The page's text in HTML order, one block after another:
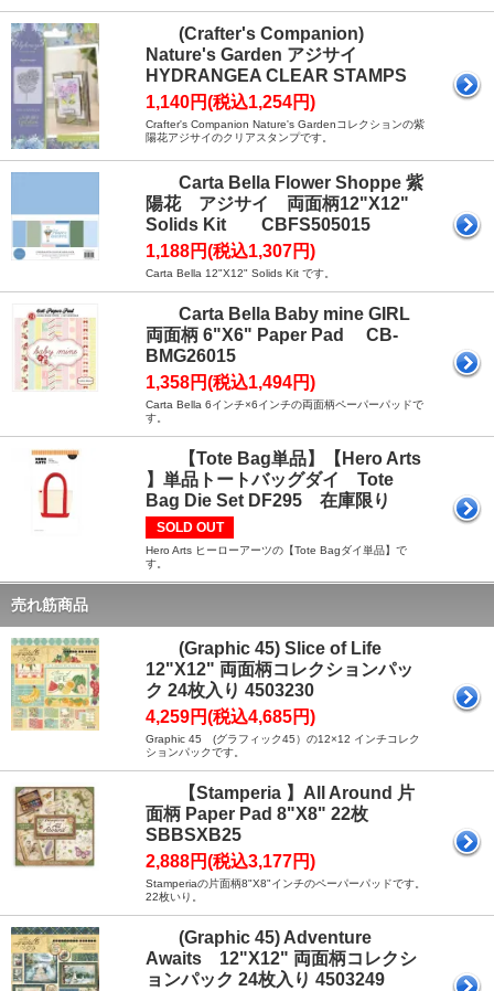
(Crafter's Companion)
Nature's Garden アジサイ
HYDRANGEA CLEAR STAMPS
1,140円(税込1,254円)
Crafter's Companion Nature's Gardenコレクションの紫
陽花アジサイのクリアスタンプです。
Carta Bella Flower Shoppe 紫
陽花 アジサイ 両面柄12"X12"
Solids Kit CBFS505015
1,188円(税込1,307円)
Carta Bella 12"X12" Solids Kit です。
Carta Bella Baby mine GIRL
両面柄 6"X6" Paper Pad CB-
BMG26015
1,358円(税込1,494円)
Carta Bella 6インチ×6インチの両面柄ペーパーパッドで
す。
【Tote Bag単品】【Hero Arts
】単品トートバッグダイ Tote
Bag Die Set DF295 在庫限り
SOLD OUT
Hero Arts ヒーローアーツの【Tote Bagダイ単品】で
す。
売れ筋商品
(Graphic 45) Slice of Life
12"X12" 両面柄コレクションパッ
ク 24枚入り 4503230
4,259円(税込4,685円)
Graphic 45 (グラフィック45）の12×12 インチコレク
ションパックです。
【Stamperia 】All Around 片
面柄 Paper Pad 8"X8" 22枚
SBBSXB25
2,888円(税込3,177円)
Stamperiaの片面柄8"X8"インチのペーパーパッドです。
22枚いり。
(Graphic 45) Adventure
Awaits 12"X12" 両面柄コレクシ
ョンパック 24枚入り 4503249